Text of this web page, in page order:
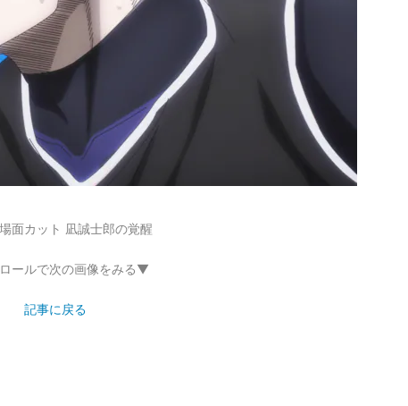
面カット 凪誠士郎の覚醒
ールで次の画像をみる▼
記事に戻る